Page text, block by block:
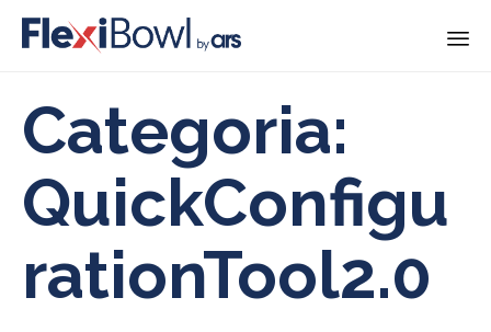
content
Categoria:
QuickConfigu
rationTool2.0